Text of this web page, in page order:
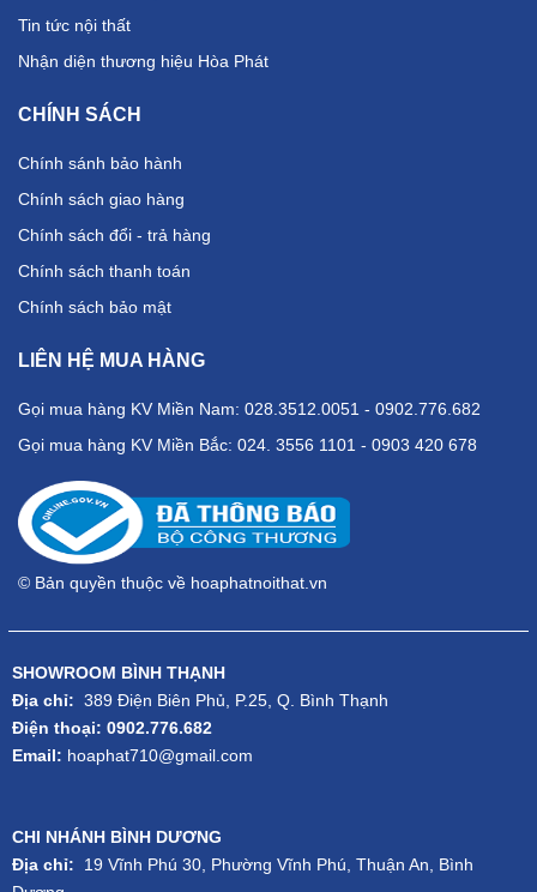
Tin tức nội thất
Nhận diện thương hiệu Hòa Phát
CHÍNH SÁCH
Chính sánh bảo hành
Chính sách giao hàng
Chính sách đổi - trả hàng
Chính sách thanh toán
Chính sách bảo mật
LIÊN HỆ MUA HÀNG
Gọi mua hàng KV Miền Nam: 028.3512.0051 - 0902.776.682
Gọi mua hàng KV Miền Bắc: 024. 3556 1101 - 0903 420 678
© Bản quyền thuộc về hoaphatnoithat.vn
SHOWROOM BÌNH THẠNH
Địa chỉ: 389 Điện Biên Phủ, P.25, Q. Bình Thạnh
Điện thoại: 0902.776.682
Email: hoaphat710@gmail.com
CHI NHÁNH BÌNH DƯƠNG
Địa chỉ: 19 Vĩnh Phú 30, Phường Vĩnh Phú, Thuận An, Bình